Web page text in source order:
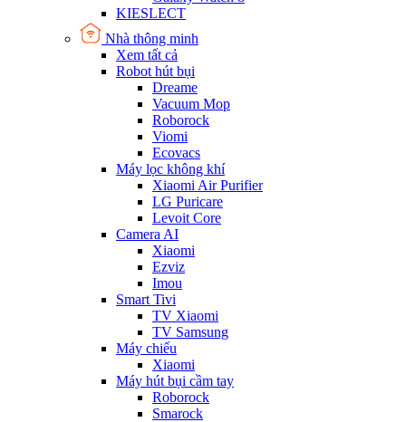
KIESLECT
Nhà thông minh
Xem tất cả
Robot hút bụi
Dreame
Vacuum Mop
Roborock
Viomi
Ecovacs
Máy lọc không khí
Xiaomi Air Purifier
LG Puricare
Levoit Core
Camera AI
Xiaomi
Ezviz
Imou
Smart Tivi
TV Xiaomi
TV Samsung
Máy chiếu
Xiaomi
Máy hút bụi cầm tay
Roborock
Smarock